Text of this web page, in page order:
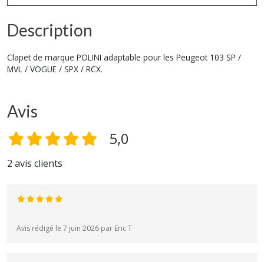
Description
Clapet de marque POLINI adaptable pour les Peugeot 103 SP /
MVL / VOGUE / SPX / RCX.
Avis
5,0
2 avis clients
Avis rédigé le 7 juin 2026 par Eric T